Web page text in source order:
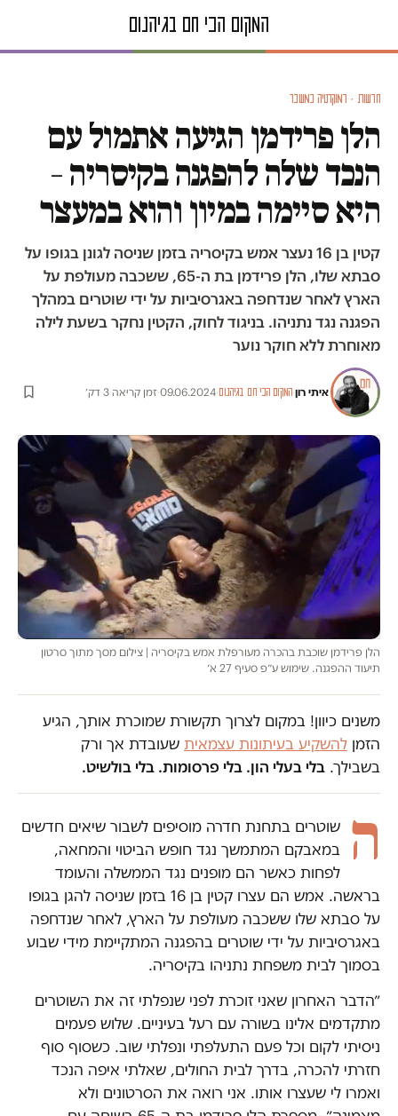
חדשות · דמוקרטיה במשבר
הלן פרידמן הגיעה אתמול עם
הנכד שלה להפגנה בקיסריה –
היא סיימה במיון והוא במעצר
קטין בן 16 נעצר אמש בקיסריה בזמן שניסה לגונן בגופו על
סבתא שלו, הלן פרידמן בת ה-65, ששכבה מעולפת על
הארץ לאחר שנדחפה באגרסיביות על ידי שוטרים במהלך
הפגנה נגד נתניהו. בניגוד לחוק, הקטין נחקר בשעת לילה
מאוחרת ללא חוקר נוער
איתי רון·המקום הכי חם בגיהנום·
09.06.2024
·זמן קריאה 3 דק׳
הלן פרידמן שוכבת בהכרה מעורפלת אמש בקיסריה | צילום מסך מתוך סרטון
תיעוד ההפגנה. שימוש ע״פ סעיף 27 א׳
משנים כיוון! במקום לצרוך תקשורת שמוכרת אותך, הגיע
הזמן להשקיע בעיתונות עצמאית שעובדת אך ורק
בשבילך. בלי בעלי הון. בלי פרסומות. בלי בולשיט.
ה שוטרים בתחנת חדרה מוסיפים לשבור שיאים חדשים
במאבקם המתמשך נגד חופש הביטוי והמחאה,
לפחות כאשר הם מופנים נגד הממשלה והעומד
בראשה. אמש הם עצרו קטין בן 16 בזמן שניסה להגן בגופו
על סבתא שלו ששכבה מעולפת על הארץ, לאחר שנדחפה
באגרסיביות על ידי שוטרים בהפגנה המתקיימת מידי שבוע
בסמוך לבית משפחת נתניהו בקיסריה.
״הדבר האחרון שאני זוכרת לפני שנפלתי זה את השוטרים
מתקדמים אלינו בשורה עם רעל בעיניים. שלוש פעמים
ניסיתי לקום וכל פעם התעלפתי ונפלתי שוב. כשסוף סוף
חזרתי להכרה, בדרך לבית החולים, שאלתי איפה הנכד
ואמרו לי שעצרו אותו. אני רואה את הסרטונים ולא